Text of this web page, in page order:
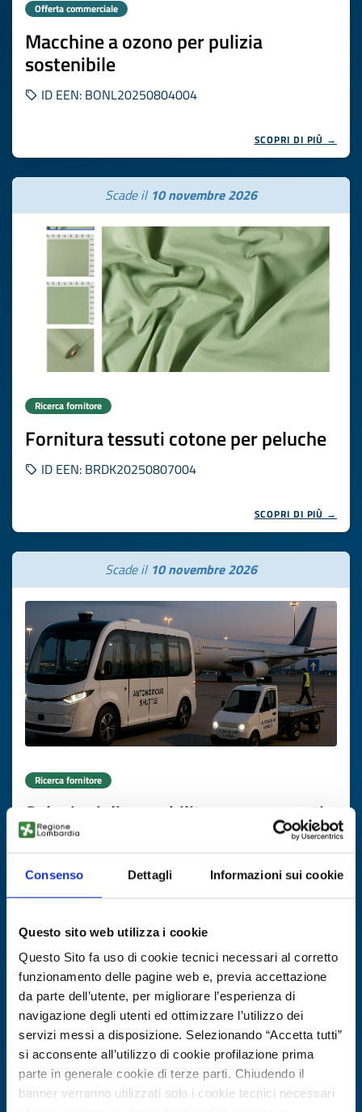
Consenso Dettagli Informazioni sui cookie
Questo sito web utilizza i cookie
Questo Sito fa uso di cookie tecnici necessari al corretto
funzionamento delle pagine web e, previa accettazione
da parte dell’utente, per migliorare l’esperienza di
navigazione degli utenti ed ottimizzare l’utilizzo dei
servizi messi a disposizione. Selezionando “Accetta tutti”
si acconsente all’utilizzo di cookie profilazione prima
parte in generale cookie di terze parti. Chiudendo il
banner verranno utilizzati solo i cookie tecnici necessari
Offerta commerciale
Macchine a ozono per pulizia
sostenibile
ID EEN: BONL20250804004
SCOPRI DI PIÙ →
Scade il 10 novembre 2026
Ricerca fornitore
Fornitura tessuti cotone per peluche
ID EEN: BRDK20250807004
SCOPRI DI PIÙ →
Scade il 10 novembre 2026
Ricerca fornitore
Soluzioni di e-mobility per aeroporti
ID EEN: BRES20251020005